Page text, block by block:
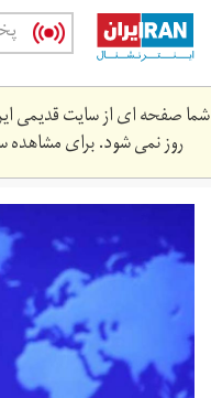
Skip
main
content
شما صفحه ای از سایت قدیمی
روز نمی شود. برای مشاهده
hwkh.jpeg